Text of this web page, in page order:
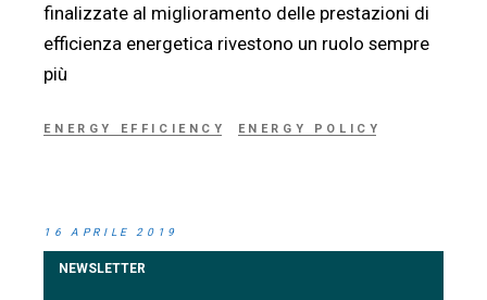
finalizzate al miglioramento delle prestazioni di
efficienza energetica rivestono un ruolo sempre
più
ENERGY EFFICIENCY ENERGY POLICY
16 APRILE 2019
NEWSLETTER